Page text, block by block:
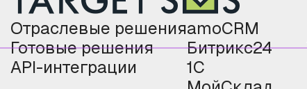
Отраслевые решения
Готовые решения
API-интеграции
amoCRM
Битрикс24
1С